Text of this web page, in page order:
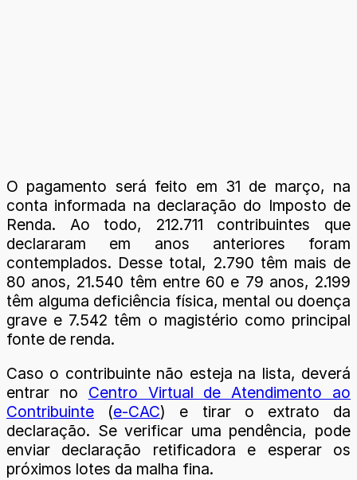
O pagamento será feito em 31 de março, na
conta informada na declaração do Imposto de
Renda. Ao todo, 212.711 contribuintes que
declararam em anos anteriores foram
contemplados. Desse total, 2.790 têm mais de
80 anos, 21.540 têm entre 60 e 79 anos, 2.199
têm alguma deficiência física, mental ou doença
grave e 7.542 têm o magistério como principal
fonte de renda.
Caso o contribuinte não esteja na lista, deverá
entrar no Centro Virtual de Atendimento ao
Contribuinte (e-CAC) e tirar o extrato da
declaração. Se verificar uma pendência, pode
enviar declaração retificadora e esperar os
próximos lotes da malha fina.